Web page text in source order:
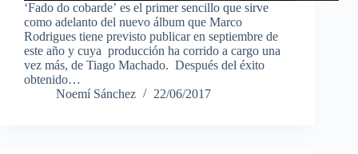
‘Fado do cobarde’ es el primer sencillo que sirve
como adelanto del nuevo álbum que Marco
Rodrigues tiene previsto publicar en septiembre de
este año y cuya producción ha corrido a cargo una
vez más, de Tiago Machado. Después del éxito
obtenido…
Noemí Sánchez
22/06/2017